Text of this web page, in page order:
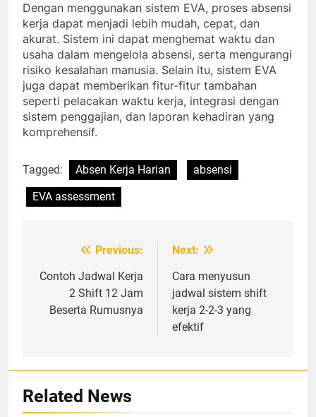
Dengan menggunakan sistem EVA, proses absensi
kerja dapat menjadi lebih mudah, cepat, dan
akurat. Sistem ini dapat menghemat waktu dan
usaha dalam mengelola absensi, serta mengurangi
risiko kesalahan manusia. Selain itu, sistem EVA
juga dapat memberikan fitur-fitur tambahan
seperti pelacakan waktu kerja, integrasi dengan
sistem penggajian, dan laporan kehadiran yang
komprehensif.
Tagged: Absen Kerja Harian
absensi
EVA assessment
Previous:
Contoh Jadwal Kerja
2 Shift 12 Jam
Beserta Rumusnya
Next:
Cara menyusun
jadwal sistem shift
kerja 2-2-3 yang
efektif
Related News